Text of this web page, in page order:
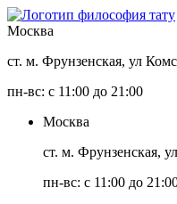
Москва
ст. м. Фрунзенская, ул
пн-вс: с 11:00 до 21:00
Москва
ст. м. Фрунзенская,
пн-вс: с 11:00 до